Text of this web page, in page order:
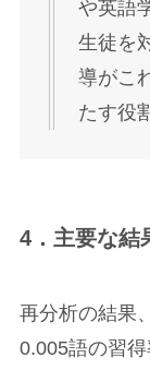
や英語
生徒を
導がこ
たす役
4．主要な結
再分析の結果
0.005語の習